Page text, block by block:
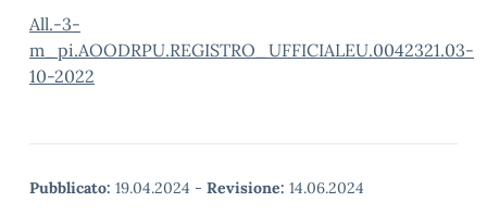
All.-3-
m_pi.AOODRPU.REGISTRO_UFFICIALEU.0042321.03-
10-2022
Pubblicato: 19.04.2024 - Revisione: 14.06.2024